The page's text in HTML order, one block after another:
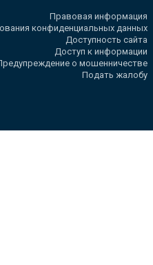
Правовая информация
конфиденциальных данных
Доступность сайта
Доступ к информации
о мошенничестве
Подать жалобу